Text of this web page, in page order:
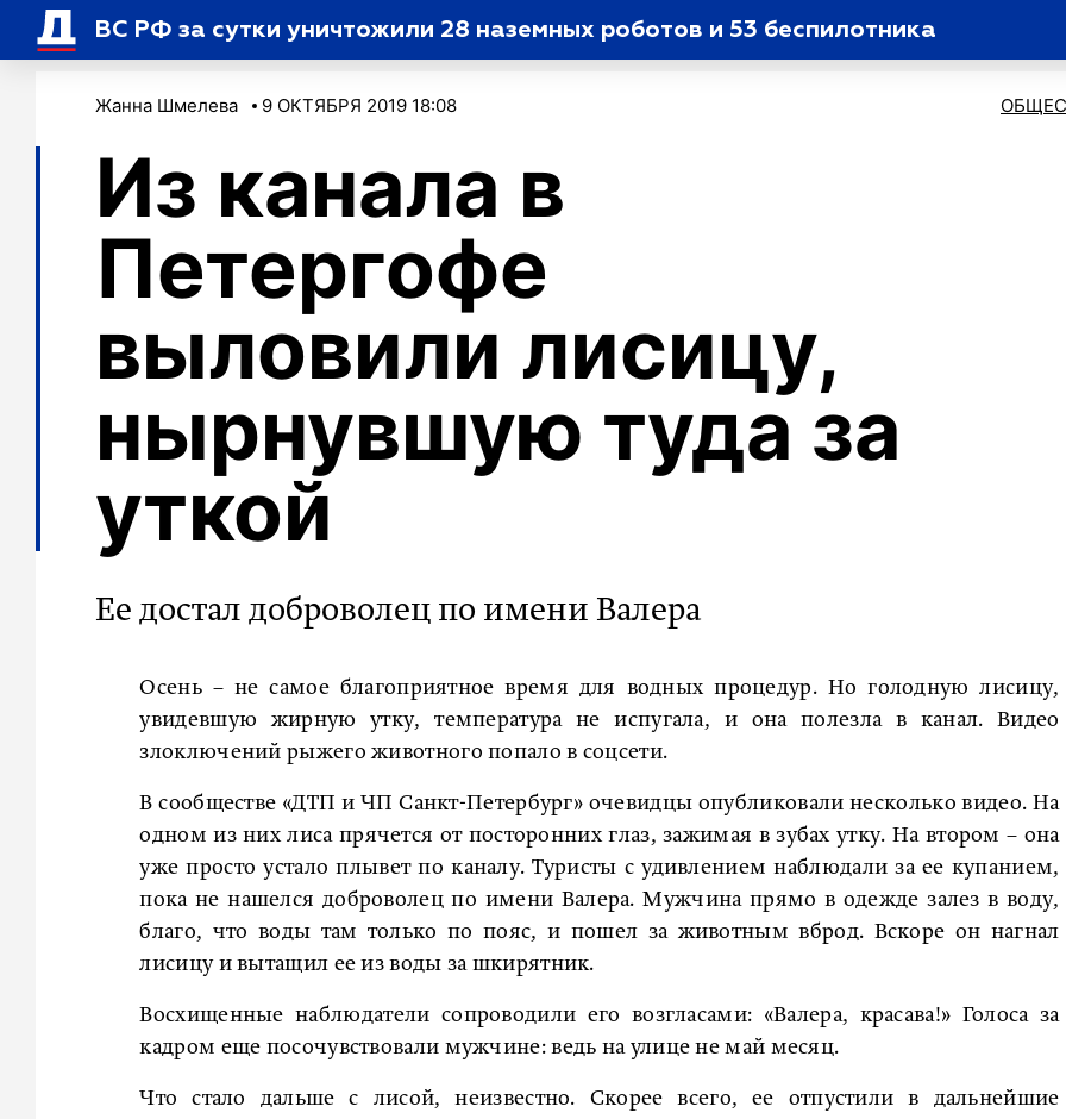
ВС РФ за сутки уничтожили 28 наземных роботов и 53 беспилотника
Жанна Шмелева 9 ОКТЯБРЯ 2019 18:08
Из канала в
Петергофе
выловили лисицу,
нырнувшую туда за
уткой
Ее достал доброволец по имени Валера
Осень – не самое благоприятное время для водных процедур. Но голодную лисицу,
увидевшую жирную утку, температура не испугала, и она полезла в канал. Видео
злоключений рыжего животного попало в соцсети.
В сообществе «ДТП и ЧП Санкт-Петербург» очевидцы опубликовали несколько видео. На
одном из них лиса прячется от посторонних глаз, зажимая в зубах утку. На втором – она
уже просто устало плывет по каналу. Туристы с удивлением наблюдали за ее купанием,
пока не нашелся доброволец по имени Валера. Мужчина прямо в одежде залез в воду,
благо, что воды там только по пояс, и пошел за животным вброд. Вскоре он нагнал
лисицу и вытащил ее из воды за шкирятник.
Восхищенные наблюдатели сопроводили его возгласами: «Валера, красава!» Голоса за
кадром еще посочувствовали мужчине: ведь на улице не май месяц.
Что стало дальше с лисой, неизвестно. Скорее всего, ее отпустили в дальнейшие